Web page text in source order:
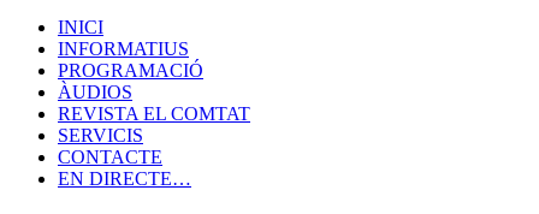
INICI
INFORMATIUS
PROGRAMACIÓ
ÀUDIOS
REVISTA EL COMTAT
SERVICIS
CONTACTE
EN DIRECTE…